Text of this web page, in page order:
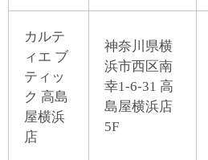
カルテ
ィエ ブ
ティッ
ク 高島
屋横浜
店
神奈川県横
浜市西区南
幸1-6-31 高
島屋横浜店
5F